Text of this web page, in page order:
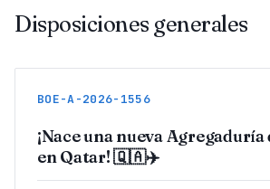
Disposiciones generales
BOE-A-2026-1556
¡Nace una nueva
en Qatar! 🇶🇦✈️